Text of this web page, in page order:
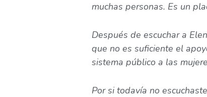
muchas personas. Es un
Después de escuchar a
que no es suficiente el
sistema público a las
Por si todavía no